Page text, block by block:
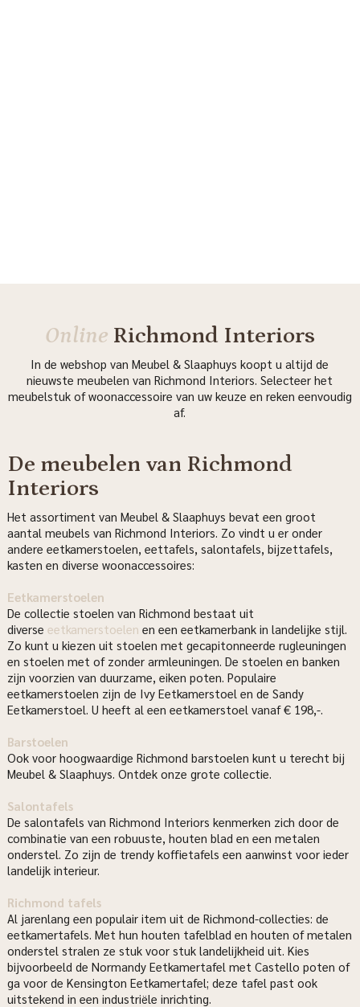
OnlineRichmond Interiors
In de webshop van Meubel & Slaaphuys koopt u altijd de
nieuwste meubelen van Richmond Interiors. Selecteer het
meubelstuk of woonaccessoire van uw keuze en reken eenvoudig
af.
De meubelen van Richmond
Interiors
Het assortiment van Meubel & Slaaphuys bevat een groot
aantal meubels van Richmond Interiors. Zo vindt u er onder
andere eetkamerstoelen, eettafels, salontafels, bijzettafels,
kasten en diverse woonaccessoires:
Eetkamerstoelen
De collectie stoelen van Richmond bestaat uit
diverse eetkamerstoelen en een eetkamerbank in landelijke stijl.
Zo kunt u kiezen uit stoelen met gecapitonneerde rugleuningen
en stoelen met of zonder armleuningen. De stoelen en banken
zijn voorzien van duurzame, eiken poten. Populaire
eetkamerstoelen zijn de Ivy Eetkamerstoel en de Sandy
Eetkamerstoel. U heeft al een eetkamerstoel vanaf € 198,-.
Barstoelen
Ook voor hoogwaardige Richmond barstoelen kunt u terecht bij
Meubel & Slaaphuys. Ontdek onze grote collectie.
Salontafels
De salontafels van Richmond Interiors kenmerken zich door de
combinatie van een robuuste, houten blad en een metalen
onderstel. Zo zijn de trendy koffietafels een aanwinst voor ieder
landelijk interieur.
Richmond tafels
Al jarenlang een populair item uit de Richmond-collecties: de
eetkamertafels. Met hun houten tafelblad en houten of metalen
onderstel stralen ze stuk voor stuk landelijkheid uit. Kies
bijvoorbeeld de Normandy Eetkamertafel met Castello poten of
ga voor de Kensington Eetkamertafel; deze tafel past ook
uitstekend in een industriële inrichting.